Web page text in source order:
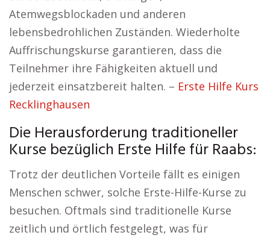
Atemwegsblockaden und anderen
lebensbedrohlichen Zuständen. Wiederholte
Auffrischungskurse garantieren, dass die
Teilnehmer ihre Fähigkeiten aktuell und
jederzeit einsatzbereit halten. – Erste Hilfe Kurs
Recklinghausen
Die Herausforderung traditioneller
Kurse bezüglich Erste Hilfe für Raabs:
Trotz der deutlichen Vorteile fällt es einigen
Menschen schwer, solche Erste-Hilfe-Kurse zu
besuchen. Oftmals sind traditionelle Kurse
zeitlich und örtlich festgelegt, was für